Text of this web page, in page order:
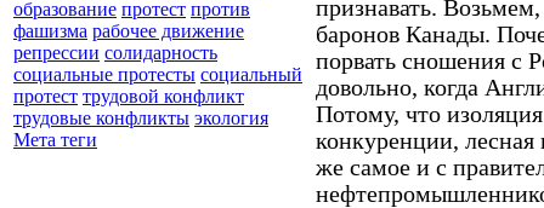
образование протест против
фашизма рабочее движение
репрессии солидарность
социальные протесты социальный
протест трудовой конфликт
трудовые конфликты экология
Мета теги
признавать.
баронов Канады.
порвать сношения с
довольно, когда
Потому, что
конкуренции,
же самое и с